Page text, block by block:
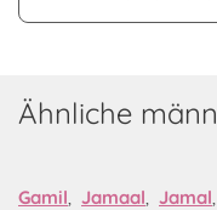
Ähnliche
Gamil, Jamaal, Jamal,